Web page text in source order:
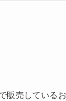
販売している